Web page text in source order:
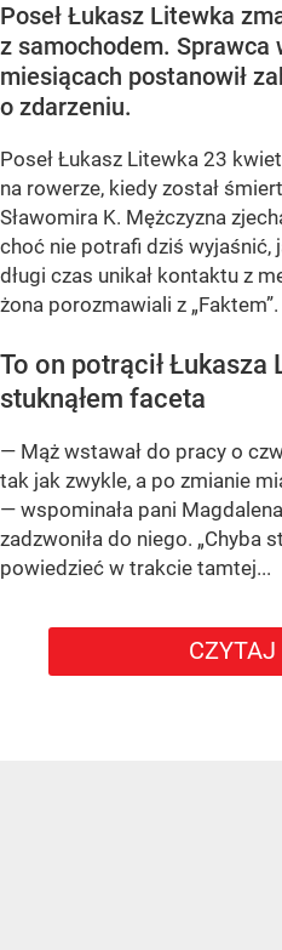
Poseł Łukasz Litewka
z samochodem. Sprawca
miesiącach postanowił
o zdarzeniu.
Poseł Łukasz Litewka 23
na rowerze, kiedy został
Sławomira K. Mężczyzna
choć nie potrafi dziś wyjaśnić,
długi czas unikał kontaktu z
żona porozmawiali z „Faktem”.
To on potrącił Łukasza
stuknąłem faceta
— Mąż wstawał do pracy o
tak jak zwykle, a po zmianie
— wspominała pani
zadzwoniła do niego. „Chyba
powiedzieć w trakcie tamtej...